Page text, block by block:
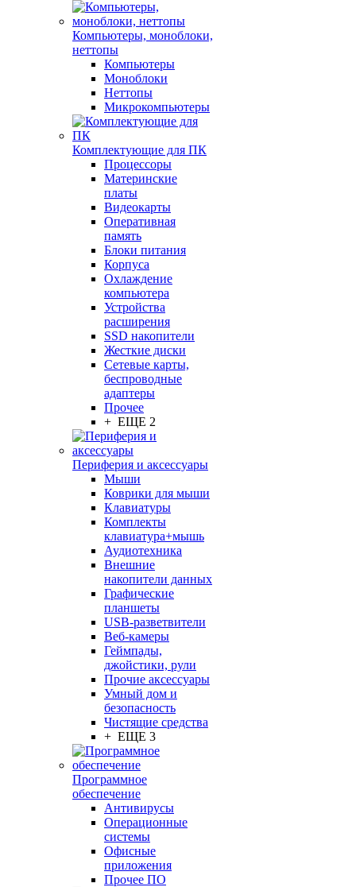
Компьютеры, моноблоки,
неттопы
Компьютеры
Моноблоки
Неттопы
Микрокомпьютеры
Комплектующие для ПК
Процессоры
Материнские
платы
Видеокарты
Оперативная
память
Блоки питания
Корпуса
Охлаждение
компьютера
Устройства
расширения
SSD накопители
Жесткие диски
Сетевые карты,
беспроводные
адаптеры
Прочее
+ ЕЩЕ 2
Периферия и аксессуары
Мыши
Коврики для мыши
Клавиатуры
Комплекты
клавиатура+мышь
Аудиотехника
Внешние
накопители данных
Графические
планшеты
USB-разветвители
Веб-камеры
Геймпады,
джойстики, рули
Прочие аксессуары
Умный дом и
безопасность
Чистящие средства
+ ЕЩЕ 3
Программное
обеспечение
Антивирусы
Операционные
системы
Офисные
приложения
Прочее ПО